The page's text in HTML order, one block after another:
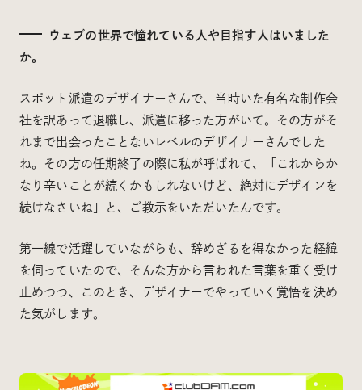
ウェブの世界で憧れている人や目指す人はいました
か。
スポット派遣のデザイナーさんで、当時いた有名な制作会
社を訳あって退職し、派遣に移った方がいて。その方がそ
れまで出会ったことないレベルのデザイナーさんでした
ね。その方の任期終了の際に私が呼ばれて、「これからか
なり辛いことが続くかもしれないけど、絶対にデザインを
続けなさいね」と、ご教示をいただいたんです。
第一線で活躍していながらも、辞めざるを得なかった経緯
を伺っていたので、そんな方から言われた言葉を重く受け
止めつつ、このとき、デザイナーでやっていく覚悟を決め
た気がします。